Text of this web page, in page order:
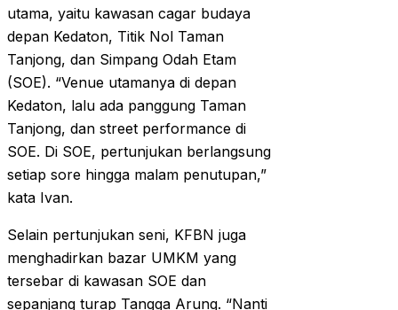
utama, yaitu kawasan cagar budaya
depan Kedaton, Titik Nol Taman
Tanjong, dan Simpang Odah Etam
(SOE). “Venue utamanya di depan
Kedaton, lalu ada panggung Taman
Tanjong, dan street performance di
SOE. Di SOE, pertunjukan berlangsung
setiap sore hingga malam penutupan,”
kata Ivan.
Selain pertunjukan seni, KFBN juga
menghadirkan bazar UMKM yang
tersebar di kawasan SOE dan
sepanjang turap Tangga Arung. “Nanti